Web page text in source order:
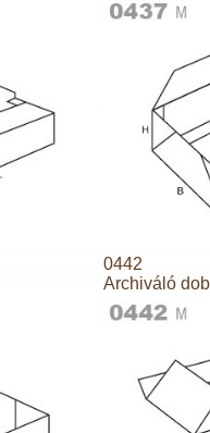
0442
Archiváló